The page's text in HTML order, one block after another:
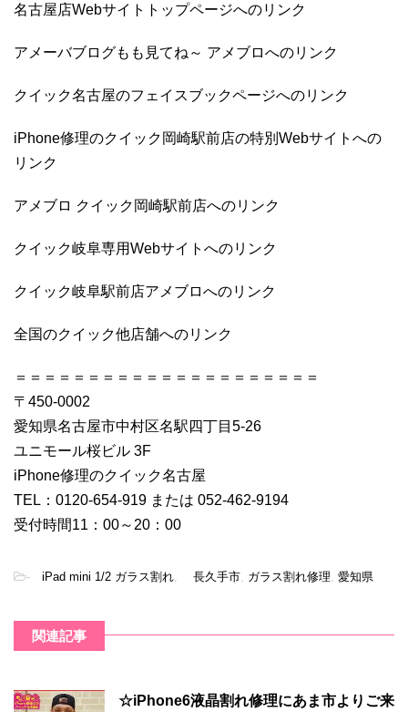
名古屋店Webサイトトップページへのリンク
アメーバブログもも見てね～ アメブロへのリンク
クイック名古屋のフェイスブックページへのリンク
iPhone修理のクイック岡崎駅前店の特別Webサイトへの
リンク
アメブロ クイック岡崎駅前店へのリンク
クイック岐阜専用Webサイトへのリンク
クイック岐阜駅前店アメブロへのリンク
全国のクイック他店舗へのリンク
＝＝＝＝＝＝＝＝＝＝＝＝＝＝＝＝＝＝＝＝＝
〒450-0002
愛知県名古屋市中村区名駅四丁目5-26
ユニモール桜ビル 3F
iPhone修理のクイック名古屋
TEL：0120-654-919 または 052-462-9194
受付時間11：00～20：00
- iPad mini 1/2 ガラス割れ 長久手市 ガラス割れ修理 愛知県
関連記事
☆iPhone6液晶割れ修理にあま市よりご来